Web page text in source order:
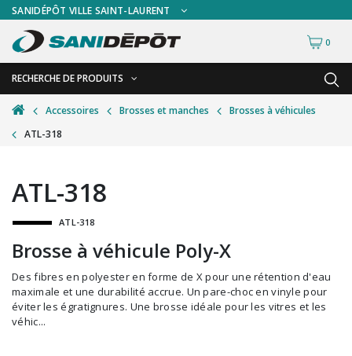
SANIDÉPÔT VILLE SAINT-LAURENT
0
RECHERCHE DE PRODUITS
RETOUR
Accessoires de sécurité
Accessoires pour le lavage de mur
Accessoires pour salles de bain
Alimentaire
Autres accessoires
Balais et porte-poussières
RETOUR
Gants
Plexiglas
Signalisations
Test de diagnostic
Thermomètre
Vêtements de sécurité
Accessoires Brosses et manches
Brosses à véhicules
ATL-318
ATL-318
ATL-318
Brosse à véhicule Poly-X
Des fibres en polyester en forme de X pour une rétention d'eau
maximale et une durabilité accrue. Un pare-choc en vinyle pour
éviter les égratignures. Une brosse idéale pour les vitres et les
véhic...